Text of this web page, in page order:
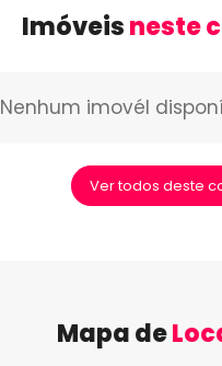
Imóveisneste
Nenhum imovél
Ver todos deste
Mapa de